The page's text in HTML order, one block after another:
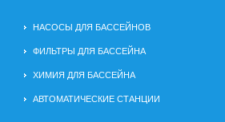
НАСОСЫ ДЛЯ БАССЕЙНОВ
ФИЛЬТРЫ ДЛЯ БАССЕЙНА
ХИМИЯ ДЛЯ БАССЕЙНА
АВТОМАТИЧЕСКИЕ СТАНЦИИ